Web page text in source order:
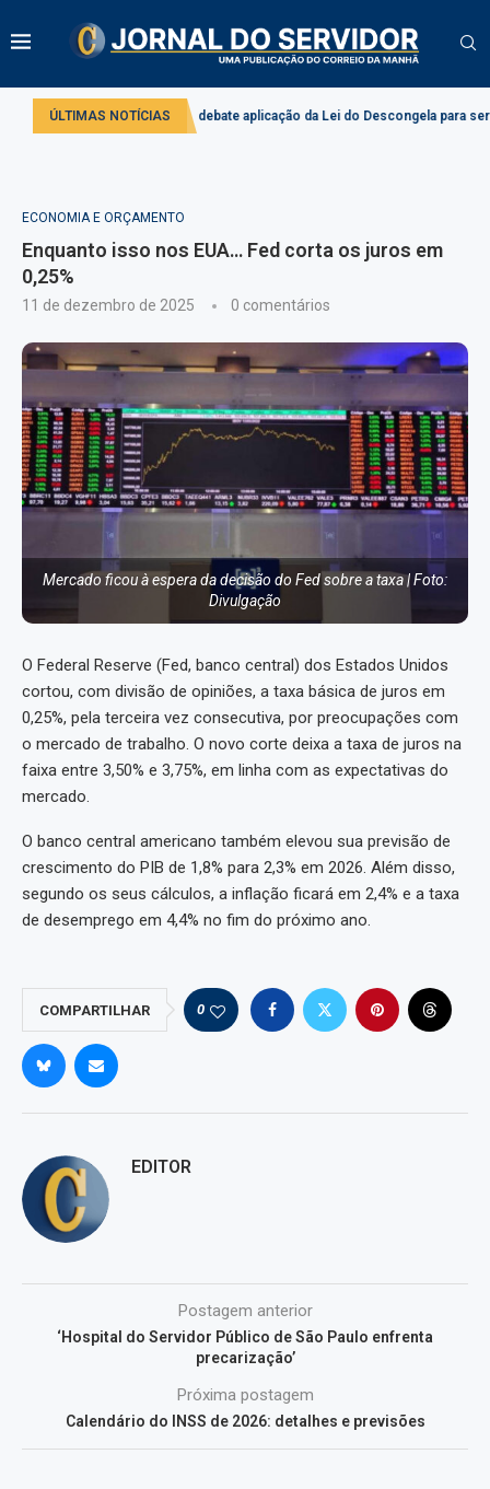
ÚLTIMAS NOTÍCIAS
Comissão debate aplicação da Lei do Descongela para servidores
ECONOMIA E ORÇAMENTO
Enquanto isso nos EUA… Fed corta os juros em
0,25%
11 de dezembro de 2025 0 comentários
Mercado ficou à espera da decisão do Fed sobre a taxa | Foto:
Divulgação
O Federal Reserve (Fed, banco central) dos Estados Unidos
cortou, com divisão de opiniões, a taxa básica de juros em
0,25%, pela terceira vez consecutiva, por preocupações com
o mercado de trabalho. O novo corte deixa a taxa de juros na
faixa entre 3,50% e 3,75%, em linha com as expectativas do
mercado.
O banco central americano também elevou sua previsão de
crescimento do PIB de 1,8% para 2,3% em 2026. Além disso,
segundo os seus cálculos, a inflação ficará em 2,4% e a taxa
de desemprego em 4,4% no fim do próximo ano.
COMPARTILHAR 0
EDITOR
Postagem anterior
‘Hospital do Servidor Público de São Paulo enfrenta
precarização’
Próxima postagem
Calendário do INSS de 2026: detalhes e previsões